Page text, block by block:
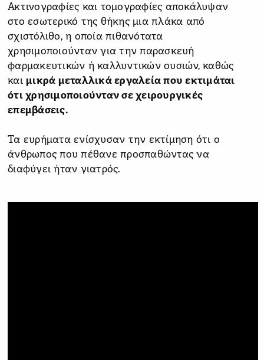
Ακτινογραφίες και τομογραφίες αποκάλυψαν
στο εσωτερικό της θήκης μια πλάκα από
σχιστόλιθο, η οποία πιθανότατα
χρησιμοποιούνταν για την παρασκευή
φαρμακευτικών ή καλλυντικών ουσιών, καθώς
και μικρά μεταλλικά εργαλεία που εκτιμάται
ότι χρησιμοποιούνταν σε χειρουργικές
επεμβάσεις.
Τα ευρήματα ενίσχυσαν την εκτίμηση ότι ο
άνθρωπος που πέθανε προσπαθώντας να
διαφύγει ήταν γιατρός.